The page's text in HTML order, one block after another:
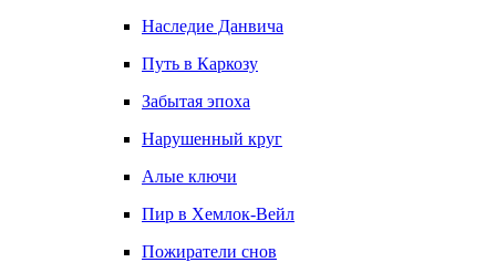
Наследие Данвича
Путь в Каркозу
Забытая эпоха
Нарушенный круг
Алые ключи
Пир в Хемлок-Вейл
Пожиратели снов